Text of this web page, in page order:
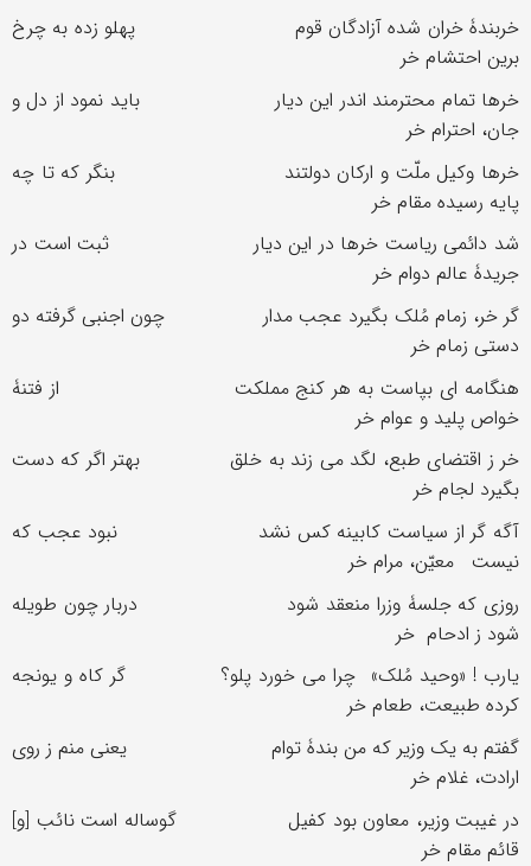
خربندۀ خران شده آزادگان قوم پهلو زده به چرخ
برین احتشام خر
خرها تمام محترمند اندر این دیار باید نمود از دل و
جان، احترام خر
خرها وکیل ملّت و ارکان دولتند بنگر که تا چه
پایه رسیده مقام خر
شد دائمی ریاست خرها در این دیار ثبت است در
جریدۀ عالم دوام خر
گر خر، زمام مُلک بگیرد عجب مدار چون اجنبی گرفته دو
دستی زمام خر
هنگامه ای بپاست به هر کنج مملکت از فتنۀ
خواص پلید و عوام خر
خر ز اقتضای طبع، لگد می زند به خلق بهتر اگر که دست
بگیرد لجام خر
آگه گر از سیاست کابینه کس نشد نبود عجب که
نیست معیّن، مرام خر
روزی که جلسۀ وزرا منعقد شود دربار چون طویله
شود ز ادحام خر
یارب ! «وحید مُلک» چرا می خورد پلو؟ گر کاه و یونجه
کرده طبیعت، طعام خر
گفتم به یک وزیر که من بندۀ توام یعنی منم ز روی
ارادت، غلام خر
در غیبت وزیر، معاون بود کفیل گوساله است نائب [و]
قائم مقام خر